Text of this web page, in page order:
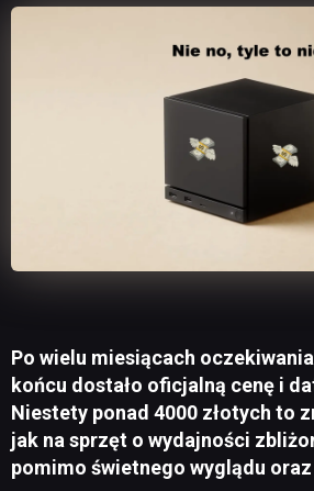
Po wielu miesiącach
końcu dostało oficjalną cenę i
Niestety ponad 4000 złotych to
jak na sprzęt o wydajności
pomimo świetnego wyglądu